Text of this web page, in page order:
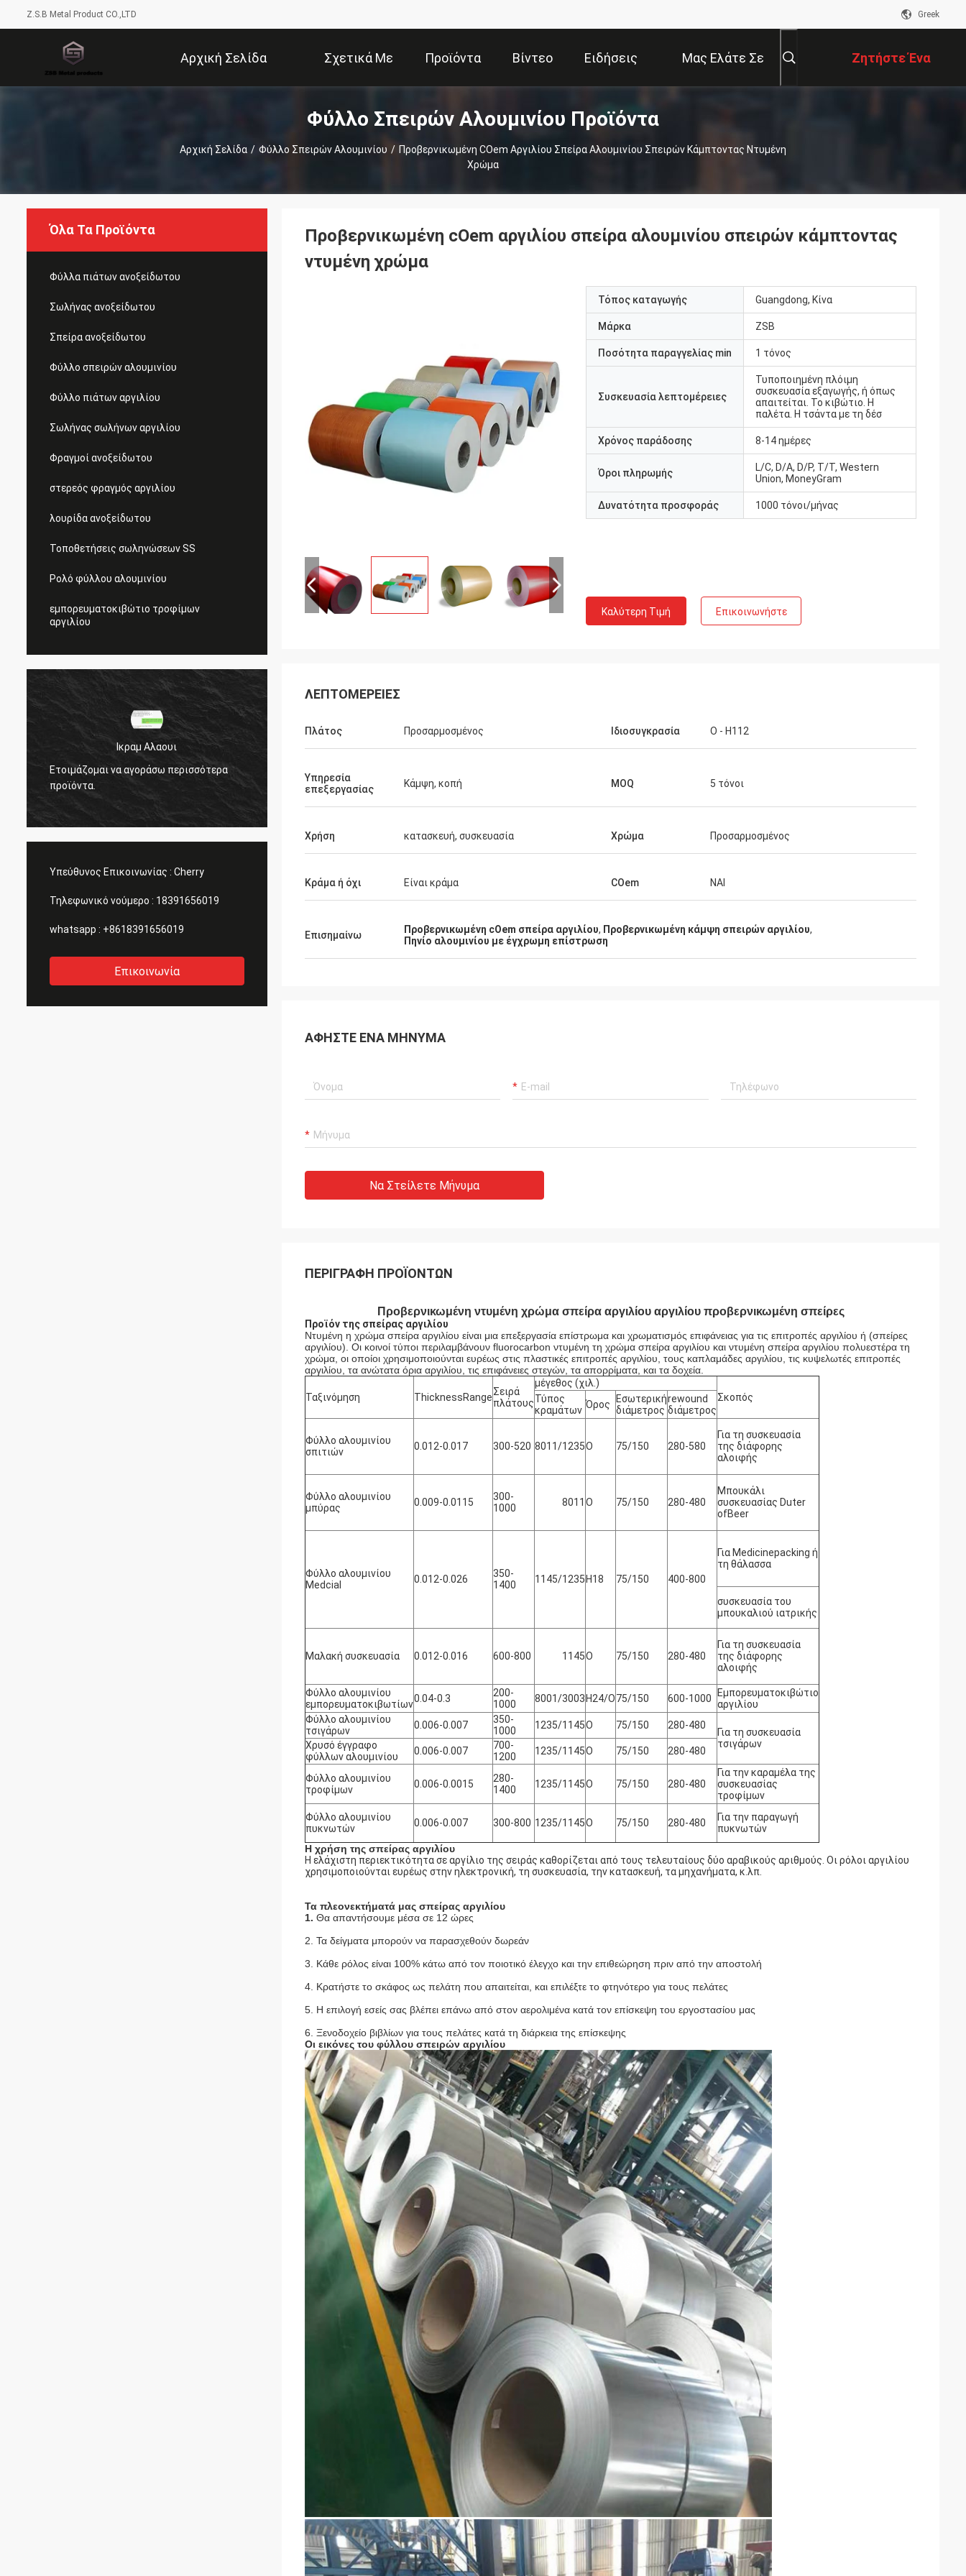
Z.S.B Metal Product CO.,LTD Greek
Αρχική Σελίδα Σχετικά Με
Εμάς
Προϊόντα Βίντεο Ειδήσεις Μας Ελάτε Σε Ζητήστε Ένα
Απόσπασμα
Φύλλο Σπειρών Αλουμινίου Προϊόντα
Αρχική Σελίδα / Φύλλο Σπειρών Αλουμινίου / Προβερνικωμένη COem Αργιλίου Σπείρα Αλουμινίου Σπειρών Κάμπτοντας Ντυμένη
Χρώμα
Όλα Τα Προϊόντα
Φύλλα πιάτων ανοξείδωτου
Σωλήνας ανοξείδωτου
Σπείρα ανοξείδωτου
Φύλλο σπειρών αλουμινίου
Φύλλο πιάτων αργιλίου
Σωλήνας σωλήνων αργιλίου
Φραγμοί ανοξείδωτου
στερεός φραγμός αργιλίου
λουρίδα ανοξείδωτου
Τοποθετήσεις σωληνώσεων SS
Ρολό φύλλου αλουμινίου
εμπορευματοκιβώτιο τροφίμων
αργιλίου
περισσότερα
Ικραμ Αλαουι
Ετοιμάζομαι να αγοράσω περισσότερα
Υπεύθυνος Επικοινωνίας : Cherry
Τηλεφωνικό νούμερο : 18391656019
whatsapp : +8618391656019
Επικοινωνία
Προβερνικωμένη cOem αργιλίου σπείρα αλουμινίου σπειρών κάμπτοντας
ντυμένη χρώμα
Τόπος καταγωγής Guangdong, Κίνα
Μάρκα ZSB
Ποσότητα παραγγελίας min 1 τόνος
Συσκευασία λεπτομέρειες
Τυποποιημένη πλόιμη
συσκευασία εξαγωγής, ή όπως
απαιτείται. Το κιβώτιο. Η
παλέτα. Η τσάντα με τη δέσ
Χρόνος παράδοσης 8-14 ημέρες
Όροι πληρωμής
L/C, D/A, D/P, T/T, Western
Union, MoneyGram
Δυνατότητα προσφοράς 1000 τόνοι/μήνας
Καλύτερη Τιμή Επικοινωνήστε
ΛΕΠΤΟΜΈΡΕΙΕΣ
Πλάτος Προσαρμοσμένος Ιδιοσυγκρασία O - H112
Υπηρεσία
επεξεργασίας
Κάμψη, κοπή MOQ 5 τόνοι
Χρήση κατασκευή, συσκευασία Χρώμα Προσαρμοσμένος
Κράμα ή όχι Είναι κράμα COem ΝΑΙ
Επισημαίνω Προβερνικωμένη cOem σπείρα αργιλίου, Προβερνικωμένη κάμψη σπειρών αργιλίου,
Πηνίο αλουμινίου με έγχρωμη επίστρωση
ΑΦΉΣΤΕ ΈΝΑ ΜΉΝΥΜΑ
Να Στείλετε Μήνυμα
ΠΕΡΙΓΡΑΦΉ ΠΡΟΪΌΝΤΩΝ
Προβερνικωμένη ντυμένη χρώμα σπείρα αργιλίου αργιλίου προβερνικωμένη σπείρες
Προϊόν της σπείρας αργιλίου
Ντυμένη η χρώμα σπείρα αργιλίου είναι μια επεξεργασία επίστρωμα και χρωματισμός επιφάνειας για τις επιτροπές αργιλίου ή (σπείρες
αργιλίου). Οι κοινοί τύποι περιλαμβάνουν fluorocarbon ντυμένη τη χρώμα σπείρα αργιλίου και ντυμένη σπείρα αργιλίου πολυεστέρα τη
χρώμα, οι οποίοι χρησιμοποιούνται ευρέως στις πλαστικές επιτροπές αργιλίου, τους καπλαμάδες αργιλίου, τις κυψελωτές επιτροπές
αργιλίου, τα ανώτατα όρια αργιλίου, τις επιφάνειες στεγών, τα απορρίματα, και τα δοχεία.
Ταξινόμηση ThicknessRangeΣειρά
πλάτους
μέγεθος (χιλ.)
Σκοπός
Τύπος
κραμάτων Όρος
Εσωτερική
διάμετρος
rewound
διάμετρος
Φύλλο αλουμινίου
σπιτιών
0.012-0.017 300-520 8011/1235Ο 75/150 280-580
Για τη συσκευασία
της διάφορης
αλοιφής
Φύλλο αλουμινίου
μπύρας
0.009-0.0115
300-
1000
8011 Ο 75/150 280-480
Μπουκάλι
συσκευασίας Duter
ofBeer
Φύλλο αλουμινίου
Medcial
0.012-0.026
350-
1400
1145/1235 H18 75/150 400-800
Για Medicinepacking ή
τη θάλασσα
συσκευασία του
μπουκαλιού ιατρικής
Μαλακή συσκευασία 0.012-0.016 600-800 1145Ο 75/150 280-480
Για τη συσκευασία
της διάφορης
αλοιφής
Φύλλο αλουμινίου
εμπορευματοκιβωτίων0.04-0.3
200-
1000
8001/3003 H24/O75/150 600-1000
Εμπορευματοκιβώτιο
αργιλίου
Φύλλο αλουμινίου
τσιγάρων
0.006-0.007
350-
1000
1235/1145Ο 75/150 280-480
Για τη συσκευασία
τσιγάρων
Χρυσό έγγραφο
φύλλων αλουμινίου
0.006-0.007
700-
1200
1235/1145Ο 75/150 280-480
Φύλλο αλουμινίου
τροφίμων
0.006-0.0015
280-
1400
1235/1145Ο 75/150 280-480
Για την καραμέλα της
συσκευασίας
τροφίμων
Φύλλο αλουμινίου
πυκνωτών
0.006-0.007 300-800 1235/1145Ο 75/150 280-480
Για την παραγωγή
πυκνωτών
Η χρήση της σπείρας αργιλίου
Η ελάχιστη περιεκτικότητα σε αργίλιο της σειράς καθορίζεται από τους τελευταίους δύο αραβικούς αριθμούς. Οι ρόλοι αργιλίου
χρησιμοποιούνται ευρέως στην ηλεκτρονική, τη συσκευασία, την κατασκευή, τα μηχανήματα, κ.λπ.
Τα πλεονεκτήματά μας σπείρας αργιλίου
1. Θα απαντήσουμε μέσα σε 12 ώρες
2. Τα δείγματα μπορούν να παρασχεθούν δωρεάν
3. Κάθε ρόλος είναι 100% κάτω από τον ποιοτικό έλεγχο και την επιθεώρηση πριν από την αποστολή
4. Κρατήστε το σκάφος ως πελάτη που απαιτείται, και επιλέξτε το φτηνότερο για τους πελάτες
5. Η επιλογή εσείς σας βλέπει επάνω από στον αερολιμένα κατά τον επίσκεψη του εργοστασίου μας
6. Ξενοδοχείο βιβλίων για τους πελάτες κατά τη διάρκεια της επίσκεψης
Οι εικόνες του φύλλου σπειρών αργιλίου